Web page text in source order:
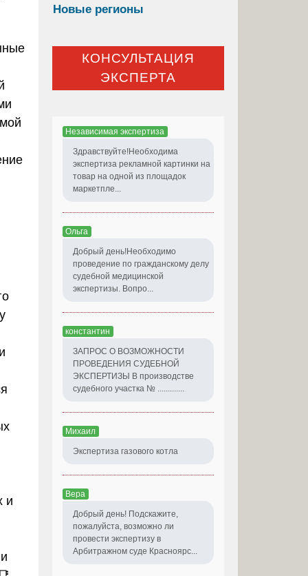
и
Новые регионы
КОНСУЛЬТАЦИЯ
ЭКСПЕРТА
Независимая экспертиза
Здравствуйте!Необходима
экспертиза рекламной картинки на
товар на одной из площадок
маркетпле...
Ольга
Добрый день!Необходимо
проведение по гражданскому делу
судебной медицинской
экспертизы. Вопро...
константин
ЗАПРОС О ВОЗМОЖНОСТИ
ПРОВЕДЕНИЯ СУДЕБНОЙ
ЭКСПЕРТИЗЫ В производстве
судебного участка № .............
Михаил
Экспертиза газового котла
Вера
Добрый день! Подскажите,
пожалуйста, возможно ли
провести экспертизу в
Арбитражном суде Красноярс...